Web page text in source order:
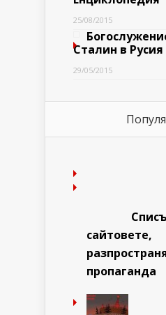
25/08/2015
Сталин в Русия
29/05/2015
сайтовете,
пропаганда